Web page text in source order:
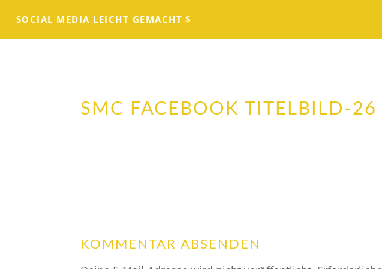
SOCIAL MEDIA LEICHT GEMACHT
SMC FACEBOOK TITELBILD-26
KOMMENTAR ABSENDEN